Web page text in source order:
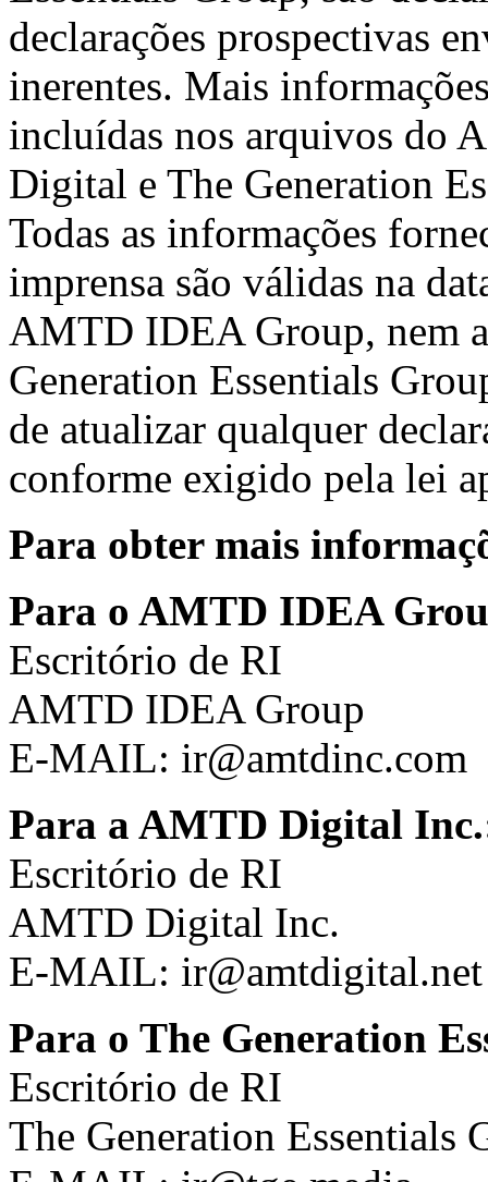
declarações prospectivas
inerentes. Mais
incluídas nos arquivos do
Digital e The Generation
Todas as informações
imprensa são válidas na
AMTD IDEA Group, nem
Generation Essentials
de atualizar qualquer
conforme exigido pela lei
Para obter mais
Para o AMTD IDEA
Escritório de RI
AMTD IDEA Group
E-MAIL: ir@amtdinc.com
Para a AMTD Digital
Escritório de RI
AMTD Digital Inc.
E-MAIL: ir@amtdigital.net
Para o The Generation
Escritório de RI
The Generation Essentials